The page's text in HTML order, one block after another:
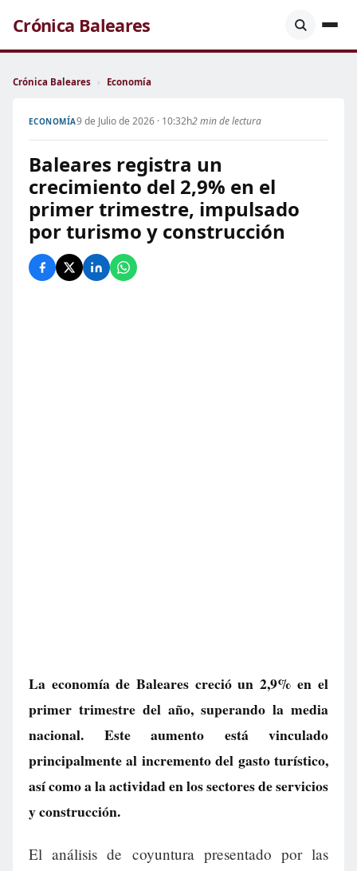
Crónica Baleares
Crónica Baleares › Economía
ECONOMÍA9 de Julio de 2026 · 10:32h2 min de lectura
Baleares registra un
crecimiento del 2,9% en el
primer trimestre, impulsado
por turismo y construcción
La economía de Baleares creció un 2,9% en el
primer trimestre del año, superando la media
nacional. Este aumento está vinculado
principalmente al incremento del gasto turístico,
así como a la actividad en los sectores de servicios
y construcción.
El análisis de coyuntura presentado por las